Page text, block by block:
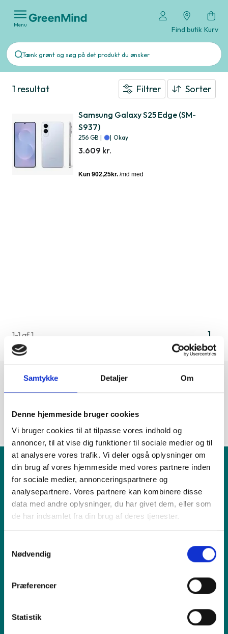
Samtykke Detaljer Om
Denne hjemmeside bruger cookies
Vi bruger cookies til at tilpasse vores indhold og
annoncer, til at vise dig funktioner til sociale medier og til
at analysere vores trafik. Vi deler også oplysninger om
din brug af vores hjemmeside med vores partnere inden
for sociale medier, annonceringspartnere og
analysepartnere. Vores partnere kan kombinere disse
data med andre oplysninger, du har givet dem, eller som
de har indsamlet fra din brug af deres tjenester.
Nødvendig
Præferencer
Statistik
Menu
Find butik Kurv
1 resultat Filtrer Sorter
Samsung Galaxy S25 Edge (SM-
S937)
256 GB | | Okay
3.609 kr.
1-1 af 1 1
Produkt
Vi tilbyder
Sælg os din enhed
Reparation
Inspiration